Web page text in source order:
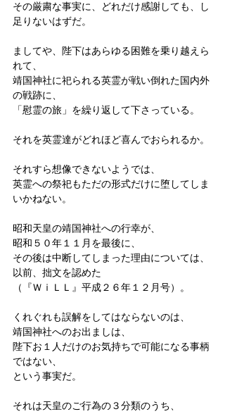
その厳粛な事実に、どれだけ感謝しても、し
足りないはずだ。
ましてや、陛下はあらゆる困難を乗り越えら
れて、
靖国神社に祀られる英霊が戦い倒れた国内外
の戦跡に、
「慰霊の旅」を繰り返して下さっている。
それを英霊達がどれほど喜んでおられるか。
それすら想像できないようでは、
英霊への祭祀もただの形式だけに堕してしま
いかねない。
昭和天皇の靖国神社への行幸が、
昭和５０年１１月を最後に、
その後は中断してしまった理由については、
以前、拙文を認めた
（『ＷｉＬＬ』平成２６年１２月号）。
くれぐれも誤解をしてはならないのは、
靖国神社へのお出ましは、
陛下お１人だけのお気持ちで可能になる事柄
ではない、
という事実だ。
それは天皇のご行為の３分類のうち、